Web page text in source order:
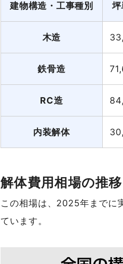
建物構造・工事種別 坪
木造
鉄骨造
RC造
内装解体
解体費用相場の推移
この相場は、2025年までに
ています。